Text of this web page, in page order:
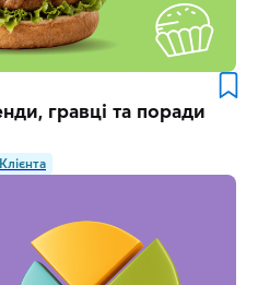
гравці та поради